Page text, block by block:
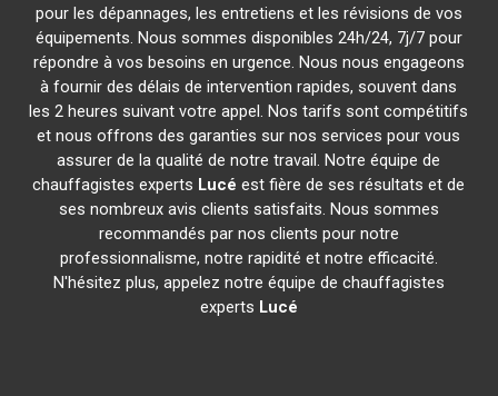
pour les dépannages, les entretiens et les révisions de vos
équipements. Nous sommes disponibles 24h/24, 7j/7 pour
répondre à vos besoins en urgence. Nous nous engageons
à fournir des délais de intervention rapides, souvent dans
les 2 heures suivant votre appel. Nos tarifs sont compétitifs
et nous offrons des garanties sur nos services pour vous
assurer de la qualité de notre travail. Notre équipe de
chauffagistes experts Lucé est fière de ses résultats et de
ses nombreux avis clients satisfaits. Nous sommes
recommandés par nos clients pour notre
professionnalisme, notre rapidité et notre efficacité.
N'hésitez plus, appelez notre équipe de chauffagistes
experts Lucé